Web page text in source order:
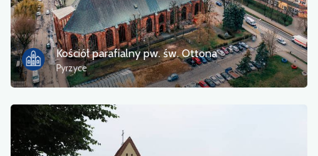
Kościół parafialny pw. św. Ottona
Pyrzyce